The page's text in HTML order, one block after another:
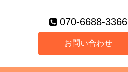
070-6688-3366
お問い合わせ